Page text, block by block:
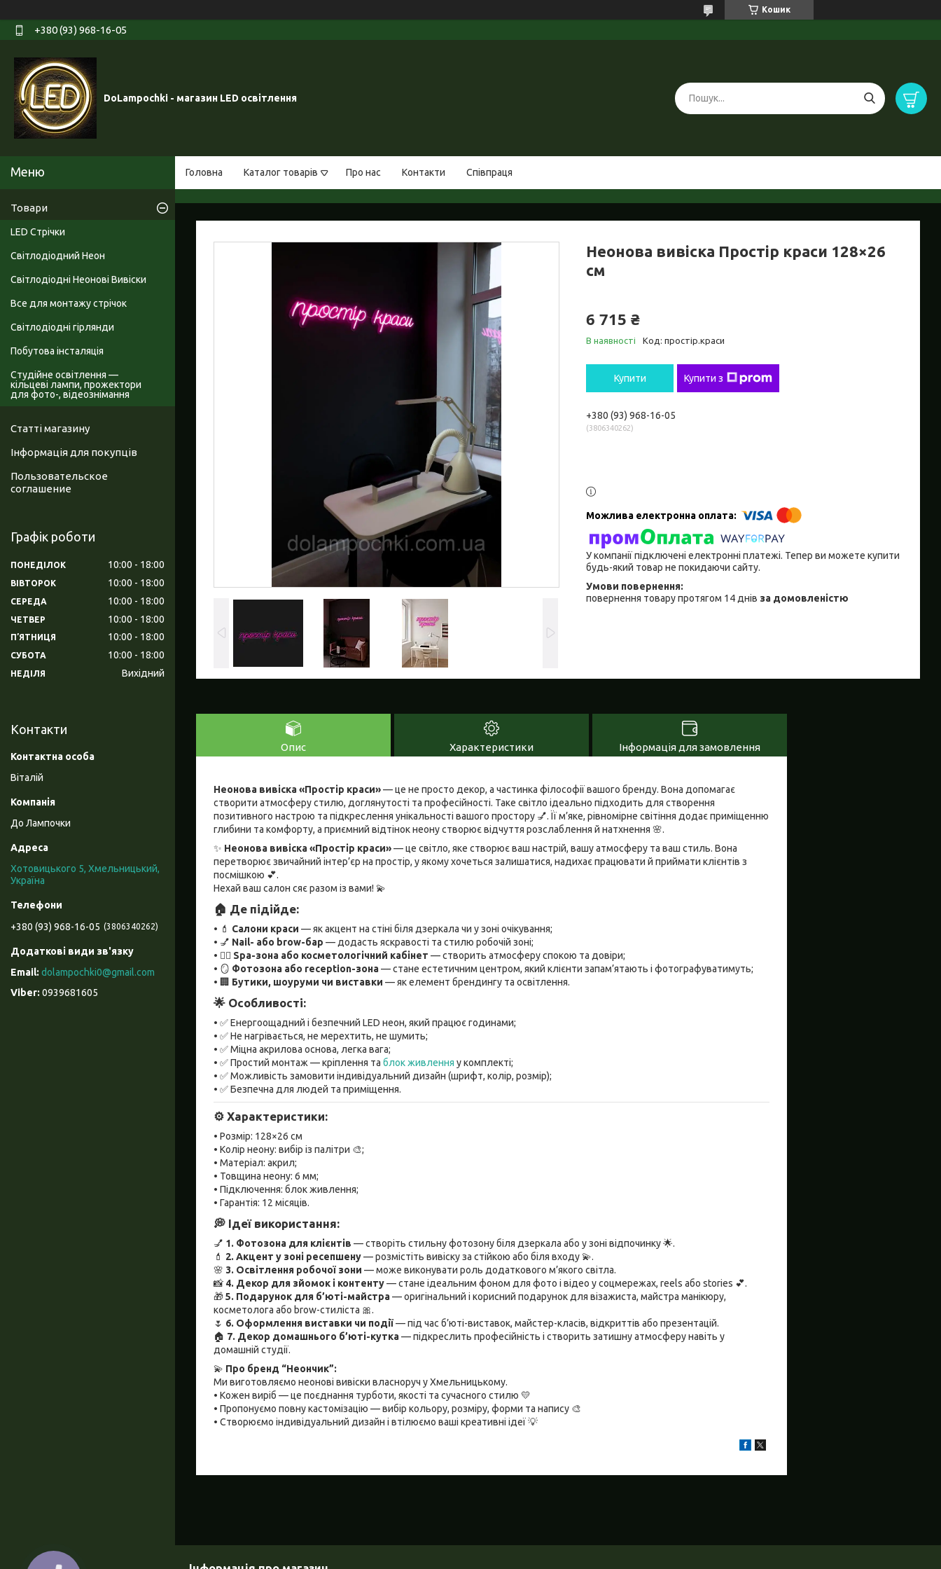
Кошик
+380 (93) 968-16-05
DoLampochki - магазин LED освітлення
Головна Каталог товарів Про нас Контакти Співпраця
Неонова вивіска Простір краси 128×26
см
6 715 ₴
В наявності Код: простір.краси
Купити Купити з
+380 (93) 968-16-05
3806340262
У компанії підключені електронні платежі. Тепер ви можете купити
будь-який товар не покидаючи сайту.
повернення товару протягом 14 днів за домовленістю
Опис Характеристики Інформація для замовлення
Неонова вивіска«Простір краси»— це не просто декор, а частинка філософії вашого бренду. Вона допомагає
створити атмосферу стилю, доглянутості та професійності. Таке світло ідеально підходить для створення
позитивного настрою та підкреслення унікальності вашого простору 💅. Її м’яке, рівномірне світіння додає приміщенню
глибини та комфорту, а приємний відтінок неону створює відчуття розслаблення й натхнення 🌸.
✨ Неонова вивіска«Простір краси»— це світло, яке створює ваш настрій, вашу атмосферу та ваш стиль. Вона
перетворює звичайний інтер’єр на простір, у якому хочеться залишатися, надихає працювати й приймати клієнтів з
посмішкою 💕.
Нехай ваш салон сяє разом із вами! 💫
🏠 Де підійде:
• 💄 Салони краси — як акцент на стіні біля дзеркала чи у зоні очікування;
• 💅 Nail- або brow-бар — додасть яскравості та стилю робочій зоні;
• 🧖‍♀️ Spa-зона або косметологічний кабінет — створить атмосферу спокою та довіри;
• 🪞 Фотозона або reception-зона— стане естетичним центром, який клієнти запам’ятають і фотографуватимуть;
• 🏢 Бутики, шоуруми чи виставки — як елемент брендингу та освітлення.
🌟 Особливості:
• ✅ Енергоощадний і безпечний LED неон, який працює годинами;
• ✅ Не нагрівається, не мерехтить, не шумить;
• ✅ Міцна акрилова основа, легка вага;
• ✅ Простий монтаж — кріплення та блок живлення у комплекті;
• ✅ Можливість замовити індивідуальний дизайн (шрифт, колір, розмір);
• ✅ Безпечна для людей та приміщення.
⚙️ Характеристики:
• Розмір: 128×26 см
• Колір неону: вибір із палітри 🎨;
• Матеріал: акрил;
• Товщина неону: 6 мм;
• Підключення: блок живлення;
• Гарантія: 12 місяців.
💭 Ідеї використання:
💅 1. Фотозона для клієнтів — створіть стильну фотозону біля дзеркала або у зоні відпочинку 🌟.
💄 2. Акцент у зоні ресепшену— розмістіть вивіску за стійкою або біля входу 💫.
🌸 3. Освітлення робочої зони — може виконувати роль додаткового м’якого світла.
📸 4. Декор для зйомок і контенту— стане ідеальним фоном для фото і відео у соцмережах, reels або stories 💕.
🎁5. Подарунок для б’юті-майстра— оригінальний і корисний подарунок для візажиста, майстра манікюру,
косметолога або brow-стиліста 🎀.
🌷 6. Оформлення виставки чи події— під час б’юті-виставок, майстер-класів, відкриттів або презентацій.
🏠 7. Декор домашнього б’юті-кутка— підкреслить професійність і створить затишну атмосферу навіть у
домашній студії.
💫 Про бренд “Неончик”:
Ми виготовляємо неонові вивіски власноруч у Хмельницькому.
• Кожен виріб — це поєднання турботи, якості та сучасного стилю 💛
• Пропонуємо повну кастомізацію — вибір кольору, розміру, форми та напису 🎨
• Створюємо індивідуальний дизайн і втілюємо ваші креативні ідеї 💡
Товари
LED Стрічки
Світлодіодний Неон
Світлодіодні Неонові Вивіски
Все для монтажу стрічок
Світлодіодні гірлянди
Побутова інсталяція
Студійне освітлення —
кільцеві лампи, прожектори
для фото-, відеознімання
Статті магазину
Інформація для покупців
Пользовательское
соглашение
Графік роботи
ПОНЕДІЛОК 10:00 18:00
ВІВТОРОК 10:00 18:00
СЕРЕДА 10:00 18:00
ЧЕТВЕР 10:00 18:00
ПʼЯТНИЦЯ 10:00 18:00
СУБОТА 10:00 18:00
НЕДІЛЯ Вихідний
Контакти
Віталій
До Лампочки
Хотовицького 5, Хмельницький,
Україна
+380 (93) 968-16-05 3806340262
dolampochki0@gmail.com
0939681605